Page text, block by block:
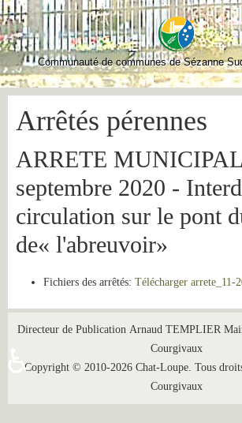
Communauté de communes de Sézanne
Arrêtés pérennes
ARRETE
septembre 2020 -
circulation sur le pont
de« l'abreuvoir»
Fichiers des arrêtés: Télécharger arrete_11-
Directeur de Publication Arnaud TEMPLIER
Courgivaux
Copyright © 2010-2026 Chat-Loupe. Tous
Courgivaux